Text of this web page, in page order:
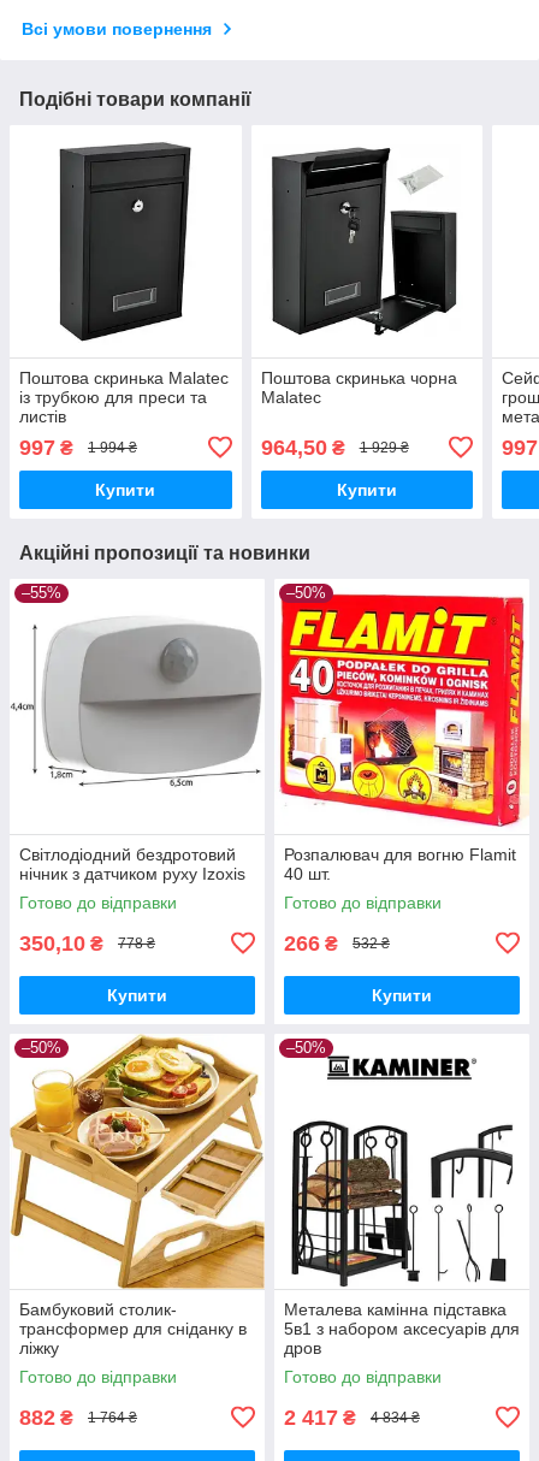
Всі умови повернення
Подібні товари компанії
Поштова скринька Malatec
із трубкою для преси та
листів
997 ₴ 1 994 ₴
Купити
Поштова скринька чорна
Malatec
964,50₴ 1 929 ₴
Купити
997
Акційні пропозиції та новинки
–55%
Світлодіодний бездротовий
нічник з датчиком руху Izoxis
Готово до відправки
350,10 ₴ 778 ₴
Купити
–50%
Розпалювач для вогню Flamit
40 шт.
Готово до відправки
266 ₴ 532 ₴
Купити
–50%
Бамбуковий столик-
трансформер для сніданку в
ліжку
Готово до відправки
882 ₴ 1 764 ₴
–50%
Металева камінна підставка
5в1 з набором аксесуарів для
дров
Готово до відправки
2 417 ₴ 4 834 ₴